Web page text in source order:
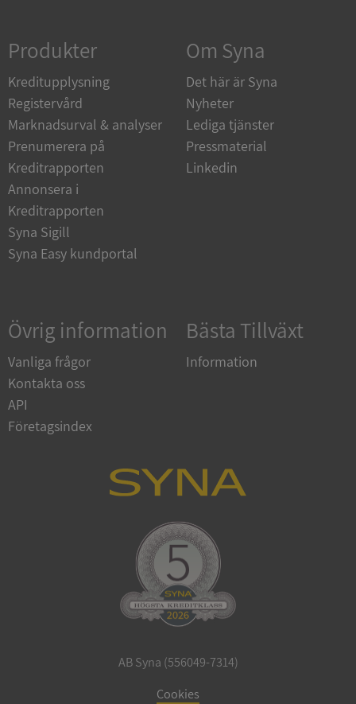
Produkter
Kreditupplysning
Registervård
Marknadsurval & analyser
Prenumerera på
Kreditrapporten
Annonsera i
Kreditrapporten
Syna Sigill
Syna Easy kundportal
Om Syna
Det här är Syna
Nyheter
Lediga tjänster
Pressmaterial
Linkedin
Övrig information
Vanliga frågor
Kontakta oss
API
Företagsindex
Bästa Tillväxt
Information
AB Syna (556049-7314)
Cookies
kärnwebbplatsfunktioner som användarinloggning
och kontohantering. Webbplatsen kan inte
användas ordentligt utan strikt nödvändiga cookies.
Namn
Leverantör
Domän
VISITOR_PRIVACY_METADATA
ASP.NET_SessionId
Microsoft
Corporation
de.syna.se
Google